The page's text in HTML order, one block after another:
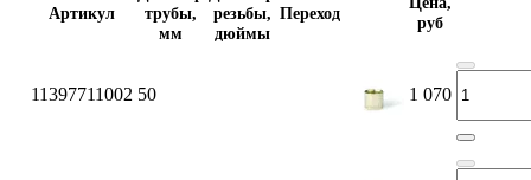
Артикул
трубы,
мм
резьбы,
дюймы
Переход
руб
11397711002 50 1 070